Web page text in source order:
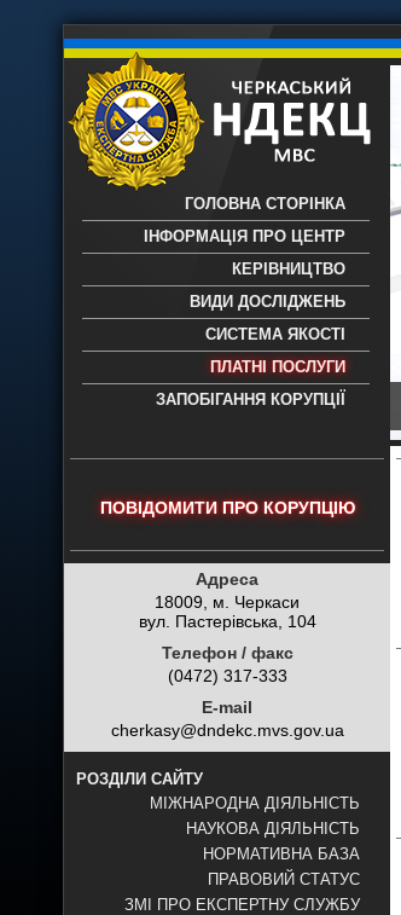
науково-дослідний експертно-
- проведення всих видів судових
експертиз
ГОЛОВНА СТОРІНКА
ІНФОРМАЦІЯ ПРО ЦЕНТР
КЕРІВНИЦТВО
ВИДИ ДОСЛІДЖЕНЬ
СИСТЕМА ЯКОСТІ
ПЛАТНІ ПОСЛУГИ
ЗАПОБІГАННЯ КОРУПЦІЇ
ПОВІДОМИТИ ПРО КОРУПЦІЮ
Адреса
18009, м. Черкаси
вул. Пастерівська, 104
Телефон / факс
(0472) 317-333
E-mail
cherkasy@dndekc.mvs.gov.ua
РОЗДІЛИ САЙТУ
МІЖНАРОДНА ДІЯЛЬНІСТЬ
НАУКОВА ДІЯЛЬНІСТЬ
НОРМАТИВНА БАЗА
ПРАВОВИЙ СТАТУС
ЗМІ ПРО ЕКСПЕРТНУ СЛУЖБУ